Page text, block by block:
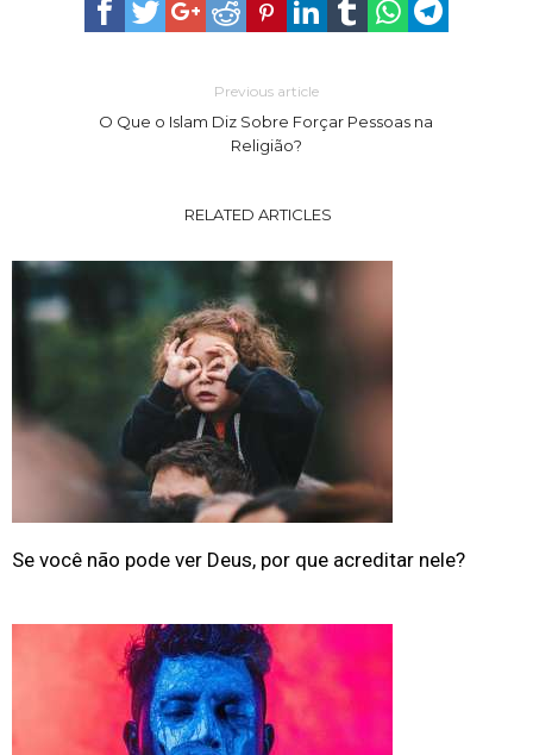
Previous article
O Que o Islam Diz Sobre Forçar Pessoas na
Religião?
RELATED ARTICLES
Se você não pode ver Deus, por que acreditar nele?